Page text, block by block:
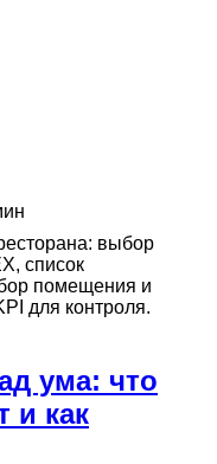
выбор
список
помещения и
для контроля.
ума: что
и как